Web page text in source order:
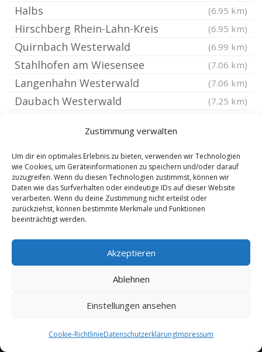
Zustimmung verwalten
Um dir ein optimales Erlebnis zu bieten, verwenden wir Technologien
wie Cookies, um Geräteinformationen zu speichern und/oder darauf
zuzugreifen. Wenn du diesen Technologien zustimmst, können wir
Daten wie das Surfverhalten oder eindeutige IDs auf dieser Website
verarbeiten. Wenn du deine Zustimmung nicht erteilst oder
zurückziehst, können bestimmte Merkmale und Funktionen
beeinträchtigt werden.
Akzeptieren
Ablehnen
Einstellungen ansehen
Cookie-RichtlinieDatenschutzerklärungImpressum
Halbs (6.95 km)
Hirschberg Rhein-Lahn-Kreis (6.95 km)
Quirnbach Westerwald (6.99 km)
Stahlhofen am Wiesensee (7.06 km)
Langenhahn Westerwald (7.06 km)
Daubach Westerwald (7.25 km)
Dernbach Westerwald (7.42 km)
Niederelbert (7.46 km)
Winnen Westerwald (7.5 km)
Waldbrunn Westerwald
Freilingen Westerwald
9.8.2026